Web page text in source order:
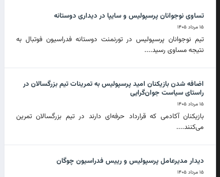
تساوی نوجوانان پرسپولیس و سایپا در دیداری دوستانه
۱۵ مرداد ۱۴۰۵
تیم نوجوانان پرسپولیس در تورنمنت دوستانه فدراسیون فوتبال به
نتیجه مساوی رسید....
اضافه شدن بازیکنان امید پرسپولیس به تمرینات تیم بزرگسالان در
راستای سیاست جوان‌گرایی
۱۵ مرداد ۱۴۰۵
بازیکنان آکادمی که قرارداد حرفه‌ای دارند در تیم بزرگسالان تمرین
می‌کنند....
دیدار مدیرعامل پرسپولیس و رییس فدراسیون چوگان
۱۵ مرداد ۱۴۰۵